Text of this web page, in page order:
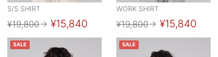
S/S SHIRT
¥19,800→ ¥15,840
WORK SHIRT
¥19,800→ ¥15,840
SALE SALE